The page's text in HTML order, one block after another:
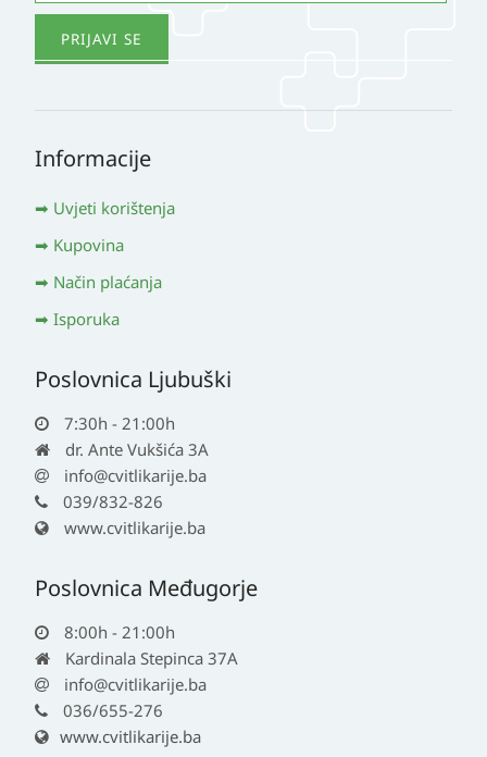
Informacije
Uvjeti korištenja
Kupovina
Način plaćanja
Isporuka
Poslovnica Ljubuški
7:30h - 21:00h
dr. Ante Vukšića 3A
info@cvitlikarije.ba
039/832-826
www.cvitlikarije.ba
Poslovnica Međugorje
8:00h - 21:00h
Kardinala Stepinca 37A
info@cvitlikarije.ba
036/655-276
www.cvitlikarije.ba